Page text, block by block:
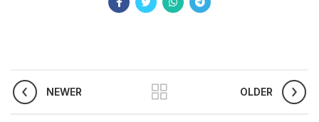
NEWER OLDER